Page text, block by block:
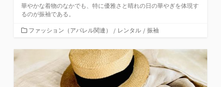
華やかな着物のなかでも、特に優雅さと晴れの日の華やぎを体現す
るのが振袖である。
カ
ゴ
ファッション（アパレル関連） / レンタル / 振袖